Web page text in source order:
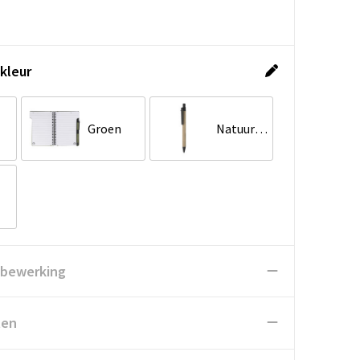
Groen Natuurlijk